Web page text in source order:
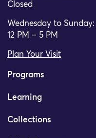
Closed
Wednesday to Sunday:
12 PM – 5 PM
Plan Your Visit
Programs
Learning
Collections